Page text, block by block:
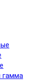
гамма